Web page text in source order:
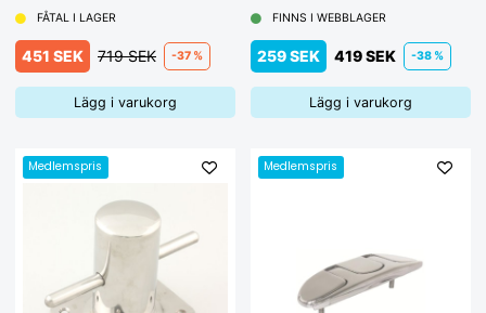
FÅTAL I LAGER
451 SEK 719 SEK -37 %
Lägg i varukorg
FINNS I WEBBLAGER
259 SEK 419 SEK -38 %
Lägg i varukorg
Medlemspris Medlemspris